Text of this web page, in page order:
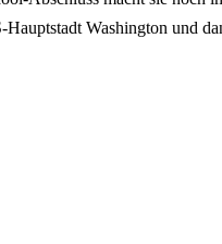
Washington und